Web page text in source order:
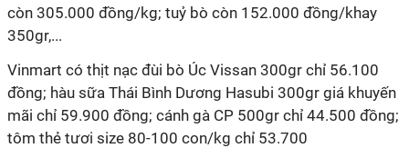
còn 305.000 đồng/kg; tuỷ bò còn 152.000 đồng/khay
350gr,...
Vinmart có thịt nạc đùi bò Úc Vissan 300gr chỉ 56.100
đồng; hàu sữa Thái Bình Dương Hasubi 300gr giá khuyến
mãi chỉ 59.900 đồng; cánh gà CP 500gr chỉ 44.500 đồng;
tôm thẻ tươi size 80-100 con/kg chỉ 53.700